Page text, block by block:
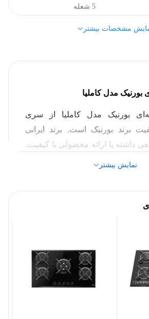
5 شعله
بورنیک (Bornik)
مشکی
مشخصات بیشتر
بورنیک مدل کاملیا
بورنیک مدل کاملیا از سری
برند بورنیک است. برند ایرانی
داشته با ارائه محصولی با کیفیت،
خوبی را از ان خود کند. برند بورنیک
گاز شیشه‌ای، از یک طراحی زیبا
همچنین این مدل اجاق گاز از برند
برند بورنیک، کیفیت ساخت بالا و
سیستم ترموکوپل صفر ثانیه است.
داریم به شرح بیشتر امکانات و
نمایش بیشتر